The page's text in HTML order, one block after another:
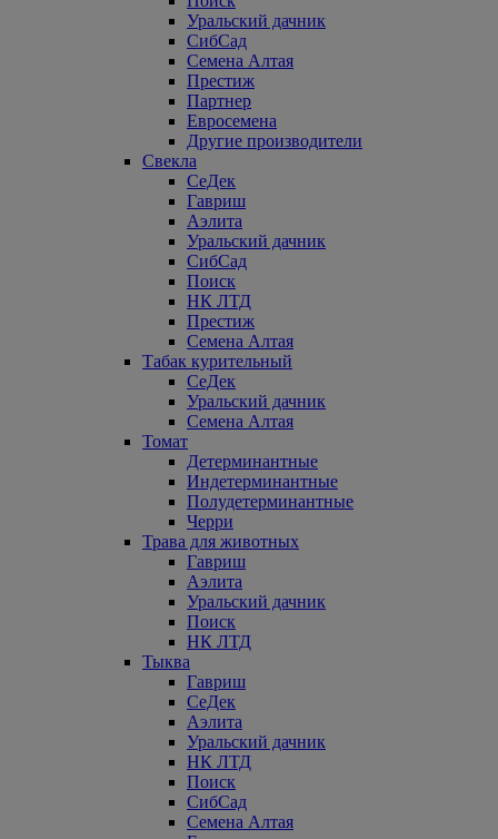
Уральский дачник
СибСад
Семена Алтая
Престиж
Партнер
Евросемена
Другие производители
Свекла
СеДек
Гавриш
Аэлита
Уральский дачник
СибСад
Поиск
НК ЛТД
Престиж
Семена Алтая
Табак курительный
СеДек
Уральский дачник
Семена Алтая
Томат
Детерминантные
Индетерминантные
Полудетерминантные
Черри
Трава для животных
Гавриш
Аэлита
Уральский дачник
Поиск
НК ЛТД
Тыква
Гавриш
СеДек
Аэлита
Уральский дачник
НК ЛТД
Поиск
СибСад
Семена Алтая